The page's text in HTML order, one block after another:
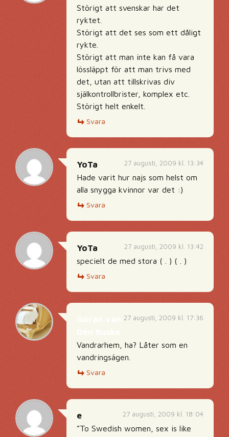
Störigt att svenskar har det
ryktet.
Störigt att det ses som ett dåligt
rykte.
Störigt att man inte kan få vara
lössläppt för att man trivs med
det, utan att tillskrivas div
själkontrollbrister, komplex etc.
Störigt helt enkelt.
Svara
27 augusti, 2009 kl. 13:34
YoTa
Hade varit hur najs som helst om
alla snygga kvinnor var det :)
Svara
27 augusti, 2009 kl. 13:42
YoTa
specielt de med stora ( . ) ( . )
Svara
27 augusti, 2009 kl. 17:36
Vandrarhem, ha? Låter som en
vandringsägen.
Svara
27 augusti, 2009 kl. 18:04
e
”To Swedish women, sex is like